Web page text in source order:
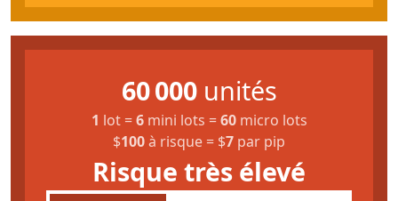
60 000unités
1 lot =6mini lots =60micro lots
$100à risque = $7 par pip
Risque très élevé